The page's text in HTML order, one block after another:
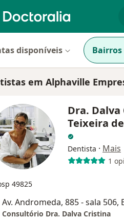
disponíveis Bairros
em Alphaville
Dra.
Teixeira
Dentista · Mais
1
49825
Av. Andromeda, 885 - sala 506,
Consultório Dra. Dalva Cristina